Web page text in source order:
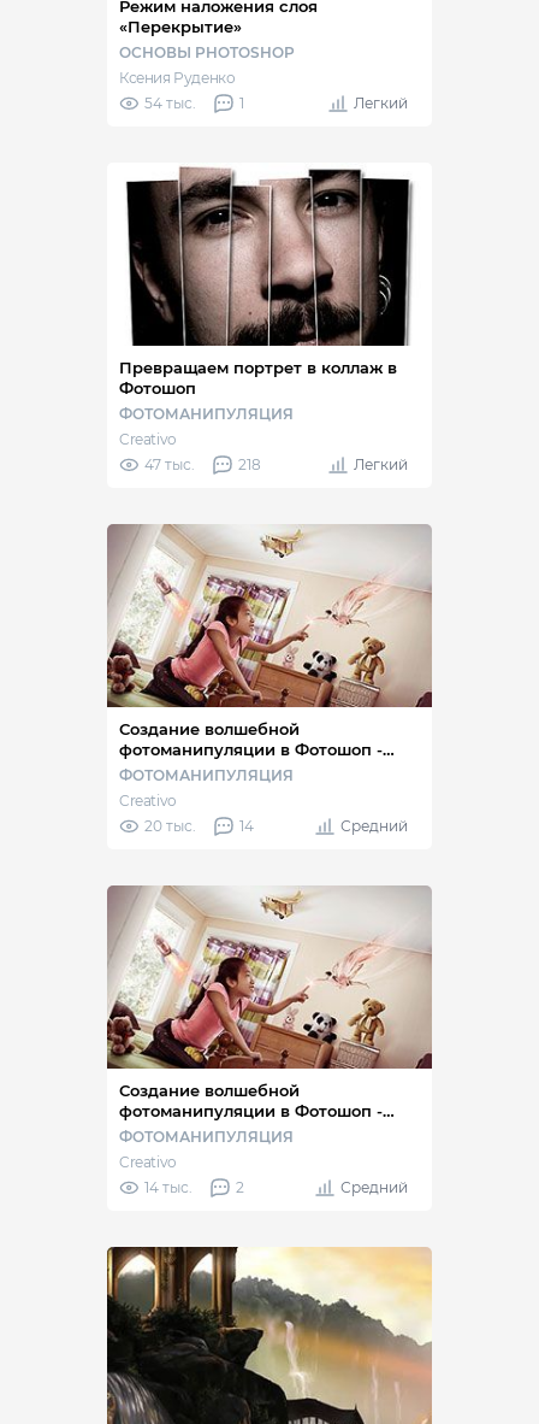
Режим наложения слоя
«Перекрытие»
ОСНОВЫ PHOTOSHOP
Ксения Руденко
54 тыс.
1 Легкий
Превращаем портрет в коллаж в
Фотошоп
ФОТОМАНИПУЛЯЦИЯ
Creativo
47 тыс.
218 Легкий
Создание волшебной
фотоманипуляции в Фотошоп -
Часть II
ФОТОМАНИПУЛЯЦИЯ
Creativo
20 тыс.
14 Средний
Создание волшебной
фотоманипуляции в Фотошоп -
Часть I
ФОТОМАНИПУЛЯЦИЯ
Creativo
14 тыс.
2 Средний